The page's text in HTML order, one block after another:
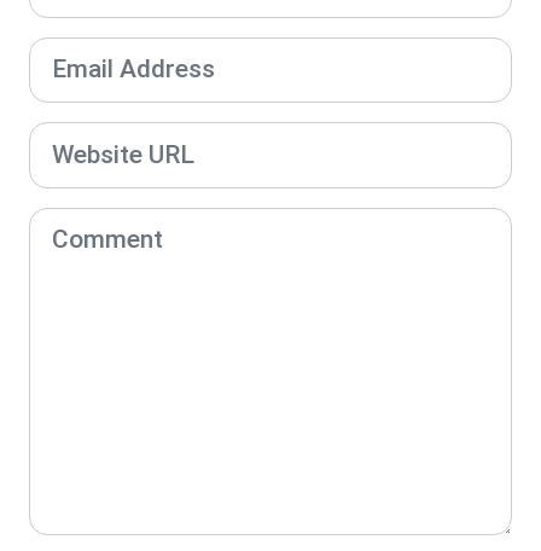
COMMENTS
Be the first to write a comment.
Your feedback